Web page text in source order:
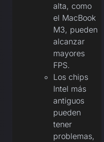
alta, como
el MacBook
M3, pueden
alcanzar
mayores
FPS.
Los chips
Intel más
antiguos
pueden
tener
problemas,